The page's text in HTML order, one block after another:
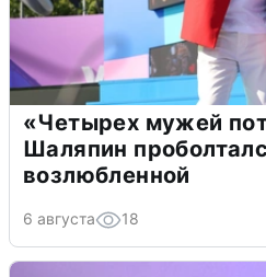
«Четырех мужей
Шаляпин
возлюбленной
6 августа 18